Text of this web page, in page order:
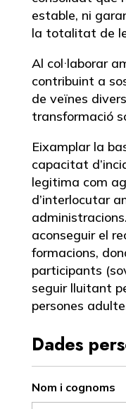
estable, ni
la totalitat de
Al col·laborar
contribuint a
de veïnes
transformació
Eixamplar la
capacitat
legitima com
d’interlocutar
aconseguir el
formacions,
participants
seguir lluitant
persones
Dades
Nom i cognoms